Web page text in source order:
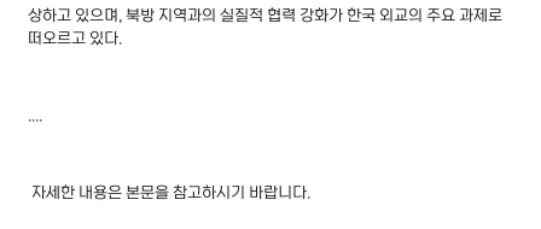
상하고 있으며, 북방 지역과의 실질적 협력 강화가 한국 외교의 주요 과제로
떠오르고 있다.
자세한 내용은 본문을 참고하시기 바랍니다.